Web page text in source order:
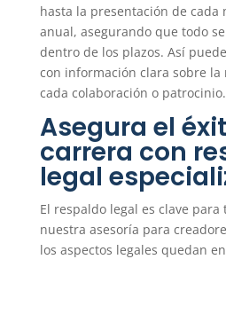
hasta la presentación de
anual, asegurando que todo
dentro de los plazos. Así
con información clara sobre
cada colaboración o patrocinio.
Asegura el
carrera con
legal
El respaldo legal es clave para
nuestra asesoría para
los aspectos legales quedan